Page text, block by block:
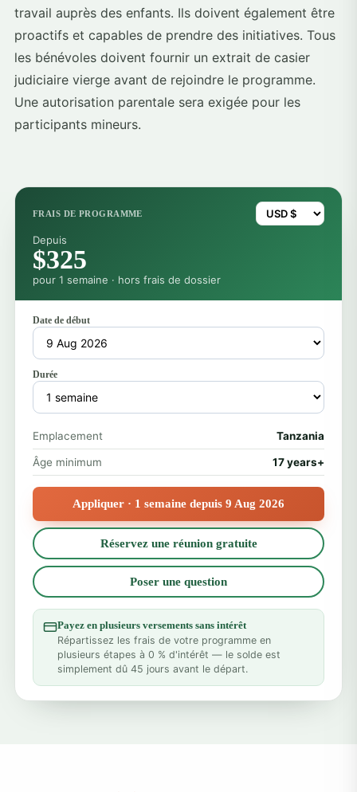
travail auprès des enfants. Ils doivent également être
proactifs et capables de prendre des initiatives. Tous
les bénévoles doivent fournir un extrait de casier
judiciaire vierge avant de rejoindre le programme.
Une autorisation parentale sera exigée pour les
participants mineurs.
FRAIS DE PROGRAMME
Depuis
$325
pour 1 semaine · hors frais de dossier
Date de début
Durée
Emplacement Tanzania
Âge minimum 17 years+
Appliquer · 1 semaine depuis 9 Aug 2026
Réservez une réunion gratuite
Poser une question
Payez en plusieurs versements sans intérêt
Répartissez les frais de votre programme en
plusieurs étapes à 0 % d'intérêt — le solde est
simplement dû 45 jours avant le départ.